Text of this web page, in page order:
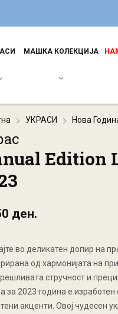
МАШКА КОЛЕКЦИЈА
УКРАСИ Нова
Edition
ден.
во деликатен допир на
од хармонијата на
стручност и
за 2023 година е
акценти. Овој чудесен